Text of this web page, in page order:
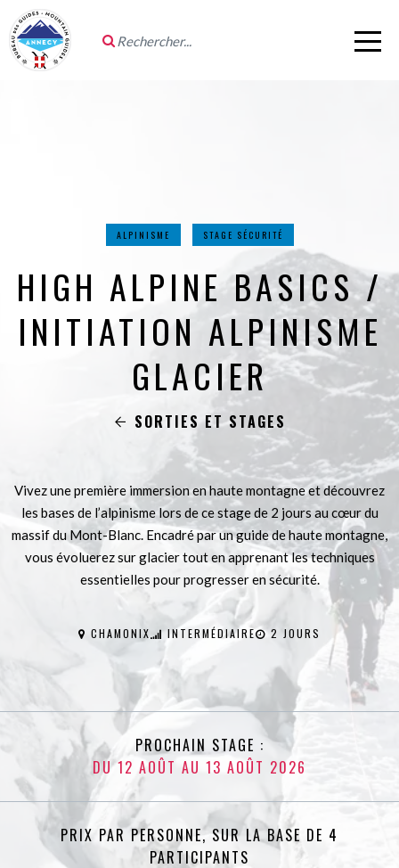
ALPINISME STAGE SÉCURITÉ
HIGH ALPINE BASICS /
INITIATION ALPINISME
GLACIER
SORTIES ET STAGES
Vivez une première immersion en haute montagne et découvrez
les bases de l’alpinisme lors de ce stage de 2 jours au cœur du
massif du Mont-Blanc. Encadré par un guide de haute montagne,
vous évoluerez sur glacier tout en apprenant les techniques
essentielles pour progresser en sécurité.
CHAMONIX INTERMÉDIAIRE 2 JOURS
PROCHAIN STAGE :
DU 12 AOÛT AU 13 AOÛT 2026
PRIX PAR PERSONNE, SUR LA BASE DE 4
PARTICIPANTS